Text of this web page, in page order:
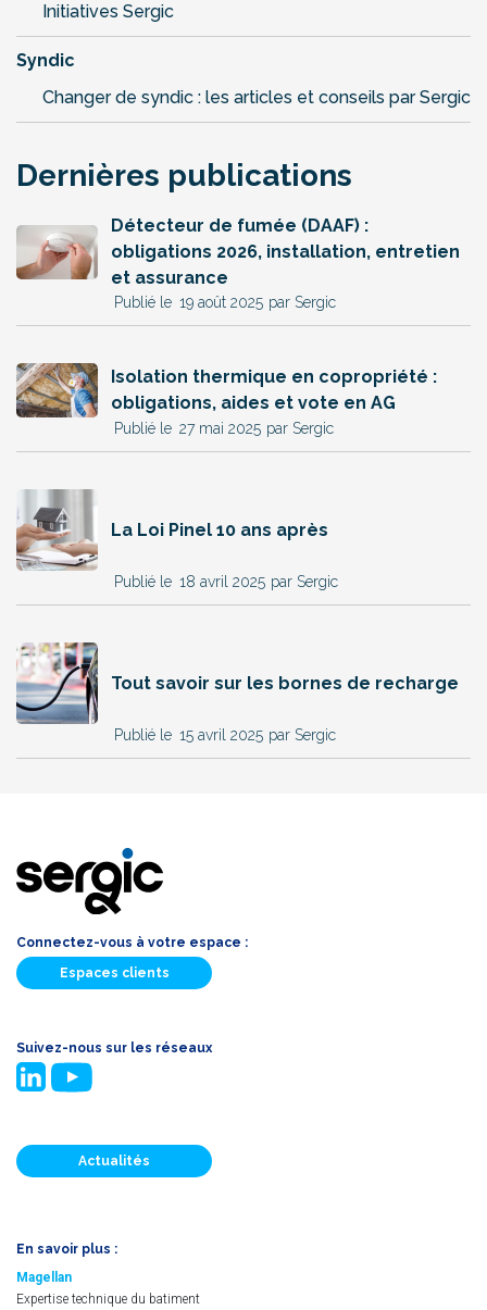
Initiatives Sergic
Syndic
Changer de syndic : les articles et conseils par Sergic
Dernières publications
Détecteur de fumée (DAAF) :
obligations 2026, installation, entretien
et assurance
par Sergic
19 août 2025
Isolation thermique en copropriété :
obligations, aides et vote en AG
par Sergic
27 mai 2025
La Loi Pinel 10 ans après
par Sergic
18 avril 2025
Tout savoir sur les bornes de recharge
par Sergic
15 avril 2025
Connectez-vous à votre espace :
Espaces clients
Suivez-nous sur les réseaux
Actualités
En savoir plus :
Magellan
Expertise technique du batiment